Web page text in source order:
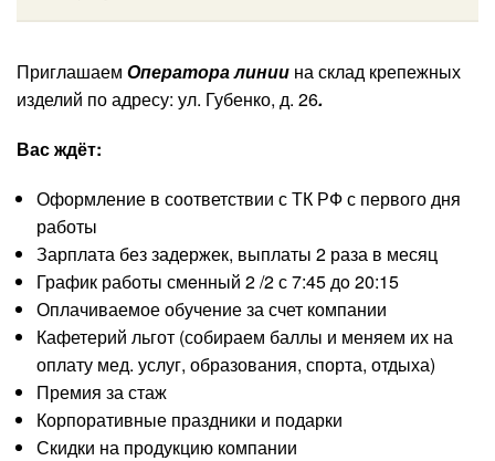
Приглашаем Оператора линии на склад крепежных
изделий по адресу: ул. Губенко, д. 26.
Вас ждёт:
Оформление в соответствии с ТК РФ с первого дня
работы
Зарплата без задержек, выплаты 2 раза в месяц
График работы смeнный 2 /2 с 7:45 дo 20:15
Оплачиваемое обучение за счет компании
Кафетерий льгот (собираем баллы и меняем их на
оплату мед. услуг, образования, спорта, отдыха)
Премия за стаж
Корпоративные праздники и подарки
Скидки на продукцию компании